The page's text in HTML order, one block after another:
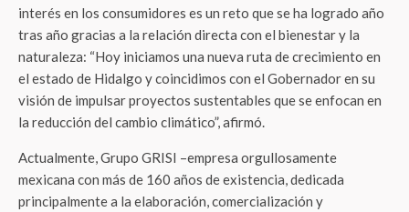
interés en los consumidores es un reto que se ha logrado año
tras año gracias a la relación directa con el bienestar y la
naturaleza: “Hoy iniciamos una nueva ruta de crecimiento en
el estado de Hidalgo y coincidimos con el Gobernador en su
visión de impulsar proyectos sustentables que se enfocan en
la reducción del cambio climático”, afirmó.
Actualmente, Grupo GRISI –empresa orgullosamente
mexicana con más de 160 años de existencia, dedicada
principalmente a la elaboración, comercialización y